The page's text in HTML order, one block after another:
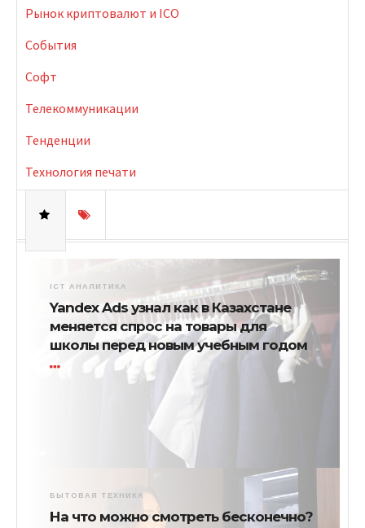
Рынок криптовалют и ICO
События
Софт
Телекоммуникации
Тенденции
Технология печати
ICT АНАЛИТИКА
Yandex Ads узнал как в Казахстане
меняется спрос на товары для
школы перед новым учебным годом
БЫТОВАЯ ТЕХНИКА
На что можно смотреть бесконечно?